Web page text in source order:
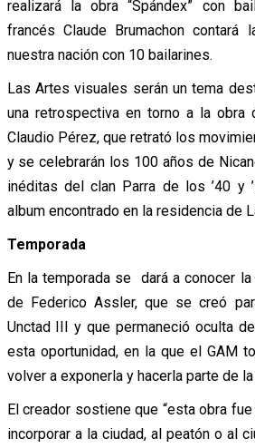
realizará la obra “Spándex” con
francés Claude Brumachon contará
nuestra nación con 10 bailarines.
Las Artes visuales serán un tema
una retrospectiva en torno a la obra
Claudio Pérez, que retrató los
y se celebrarán los 100 años de
inéditas del clan Parra de los ’40 y
album encontrado en la residencia de
Temporada
En la temporada se dará a conocer
de Federico Assler, que se creó
Unctad III y que permaneció oculta
esta oportunidad, en la que el GAM
volver a exponerla y hacerla parte de
El creador sostiene que “esta obra
incorporar a la ciudad, al peatón o al